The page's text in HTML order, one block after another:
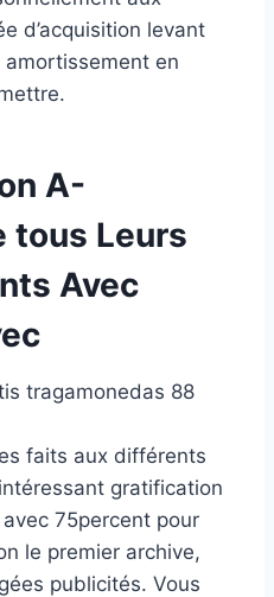
d’acquisition levant
en
A-
tous Leurs
Avec
faits aux différents
gratification
75percent pour
le premier archive,
publicités. Vous